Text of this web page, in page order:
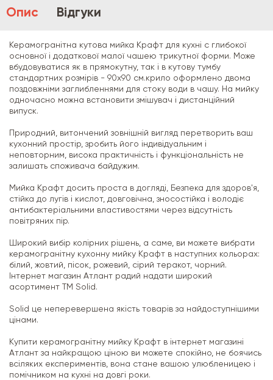
Опис Відгуки
Керамогранітна кутова мийка Крафт для кухні c глибокої
основної і додаткової малої чашею трикутної форми. Може
вбудовуватися як в прямокутну, так і в кутову тумбу
стандартних розмірів - 90х90 см.крило оформлено двома
поздовжніми заглибленнями для стоку води в чашу. На мийку
одночасно можна встановити змішувач і дистанційний
випуск.
Природний, витончений зовнішній вигляд перетворить ваш
кухонний простір, зробить його індивідуальним і
неповторним, висока практичність і функціональність не
залишать споживача байдужим.
Мийка Крафт досить проста в догляді, Безпека для здоров'я,
стійка до лугів і кислот, довговічна, зносостійка і володіє
антибактеріальними властивостями через відсутність
повітряних пір.
Широкий вибір колірних рішень, а саме, ви можете вибрати
керамогранітну кухонну мийку Крафт в наступних кольорах:
білий, жовтий, пісок, рожевий, сірий теракот, чорний.
Інтернет магазин Атлант радий надати широкий
асортимент ТМ Solid.
Solid це неперевершена якість товарів за найдоступнішими
цінами.
Купити керамогранітну мийку Крафт в інтернет магазині
Атлант за найкращою ціною ви можете спокійно, не боячись
всіляких експериментів, вона стане вашою улюбленицею і
помічником на кухні на довгі роки.